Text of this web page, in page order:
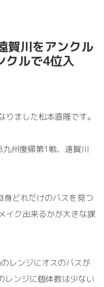
賀川をアンクル
クルで4位入
ました松本直隆です。
州復帰第1戦、遠賀川
どれだけのバスを見つ
イク出来るかが大きな課
レンジにオスのバスが
レンジに個体数は少ない